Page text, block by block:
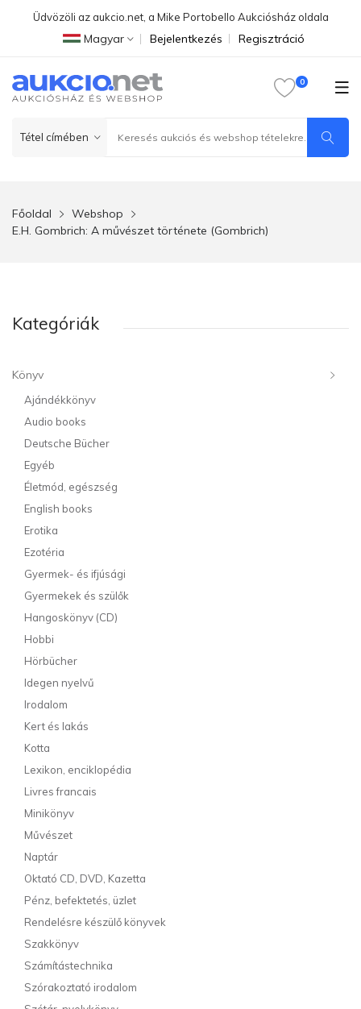
Üdvözöli az aukcio.net, a Mike Portobello Aukciósház oldala
Magyar Bejelentkezés Regisztráció
Főoldal
Webshop
E.H. Gombrich: A művészet története (Gombrich)
Kategóriák
Könyv
Ajándékkönyv
Audio books
Deutsche Bücher
Egyéb
Életmód, egészség
English books
Erotika
Ezotéria
Gyermek- és ifjúsági
Gyermekek és szülők
Hangoskönyv (CD)
Hobbi
Hörbücher
Idegen nyelvű
Irodalom
Kert és lakás
Kotta
Lexikon, enciklopédia
Livres francais
Minikönyv
Művészet
Naptár
Oktató CD, DVD, Kazetta
Pénz, befektetés, üzlet
Rendelésre készülő könyvek
Szakkönyv
Számítástechnika
Szórakoztató irodalom